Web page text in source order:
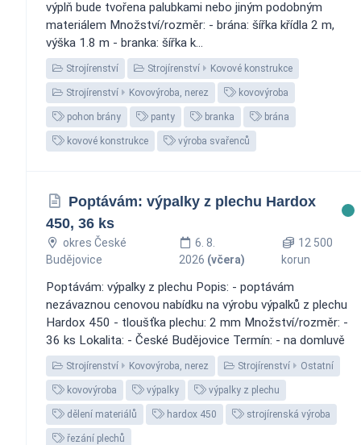
výplň bude tvořena palubkami nebo jiným podobným
materiálem Množství/rozměr: - brána: šířka křídla 2 m,
výška 1.8 m - branka: šířka k...
Strojírenství Strojírenství Kovové konstrukce
Strojírenství Kovovýroba, nerez kovovýroba
pohon brány panty branka brána
kovové konstrukce výroba svařenců
Poptávám: výpalky z plechu Hardox
450, 36 ks
okres České
Budějovice
6. 8.
2026 (včera)
12 500
korun
Poptávám: výpalky z plechu Popis: - poptávám
nezávaznou cenovou nabídku na výrobu výpalků z plechu
Hardox 450 - tloušťka plechu: 2 mm Množství/rozměr: -
36 ks Lokalita: - České Budějovice Termín: - na domluvě
Strojírenství Kovovýroba, nerez Strojírenství Ostatní
kovovýroba výpalky výpalky z plechu
dělení materiálů hardox 450 strojírenská výroba
řezání plechů